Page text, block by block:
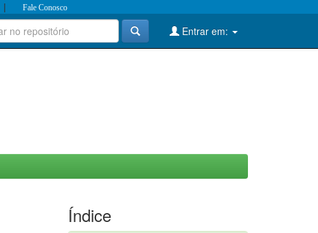
| Fale Conosco
Entrar em:
Índice